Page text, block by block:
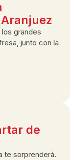
grandes
junto con la
de
te sorprenderá.